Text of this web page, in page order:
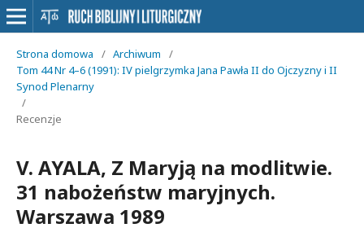
Strona domowa / Archiwum
/
Tom 44 Nr 4–6 (1991): IV pielgrzymka Jana Pawła II do Ojczyzny i II
Synod Plenarny
/
Recenzje
V. AYALA, Z Maryją na modlitwie.
31 nabożeństw maryjnych.
Warszawa 1989